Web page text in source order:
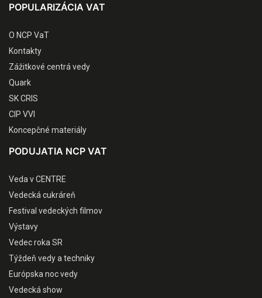
POPULARIZÁCIA VAT
O NCP VaT
Kontakty
Zážitkové centrá vedy
Quark
SK CRIS
CIP VVI
Koncepčné materiály
PODUJATIA NCP VAT
Veda v CENTRE
Vedecká cukráreň
Festival vedeckých filmov
Výstavy
Vedec roka SR
Týždeň vedy a techniky
Európska noc vedy
Vedecká show